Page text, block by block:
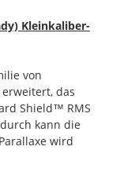
Kleinkaliber-
von
das
Shield™ RMS
kann die
wird